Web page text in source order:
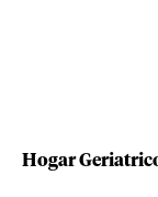
Hogar